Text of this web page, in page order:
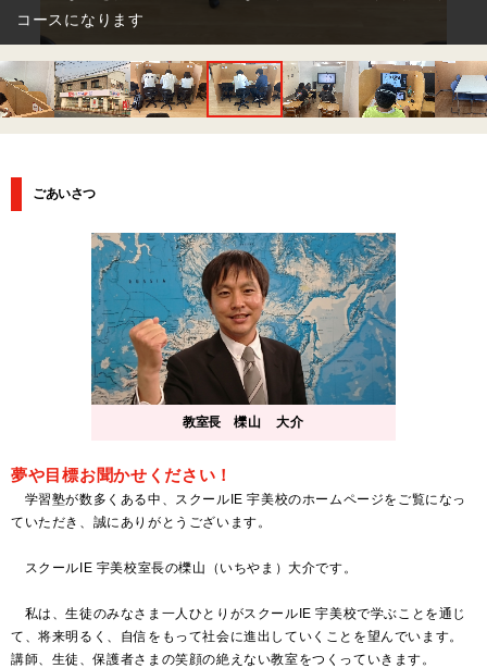
生の皆様にはこのような小集団のコースも用意しております。
ごあいさつ
教室長 櫟山 大介
夢や目標お聞かせください！
学習塾が数多くある中、スクールIE 宇美校のホームページをご覧になっ
ていただき、誠にありがとうございます。
スクールIE 宇美校室長の櫟山（いちやま）大介です。
私は、生徒のみなさま一人ひとりがスクールIE 宇美校で学ぶことを通じ
て、将来明るく、自信をもって社会に進出していくことを望んでいます。
講師、生徒、保護者さまの笑顔の絶えない教室をつくっていきます。